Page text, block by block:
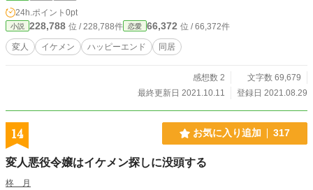
24h.ポイント 0pt
小説 228,788 位 / 228,788件 恋愛 66,372 位 / 66,372件
変人 イケメン ハッピーエンド 同居
感想数 2
文字数 69,679
最終更新日 2021.10.11
登録日 2021.08.29
14 お気に入り追加 317
変人悪役令嬢はイケメン探しに没頭する
柊 月